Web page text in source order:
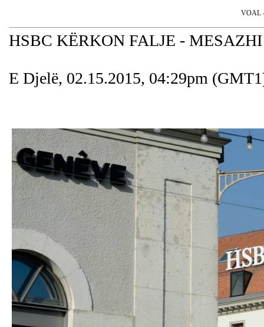
VOAL
HSBC KËRKON FALJE -
E Djelë, 02.15.2015, 04:29pm